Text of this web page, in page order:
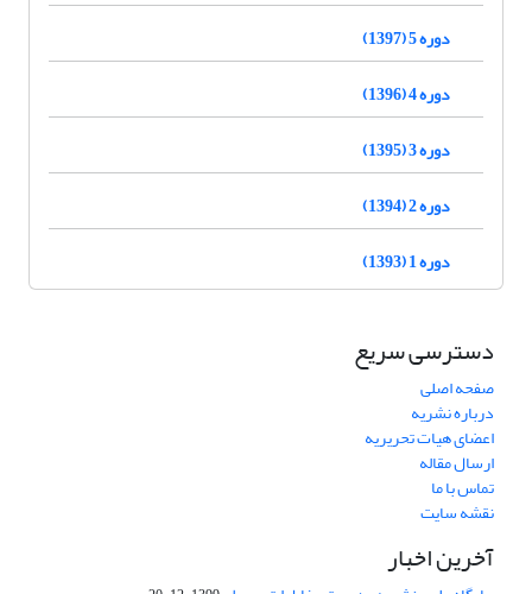
دوره 5 (1397)
دوره 4 (1396)
دوره 3 (1395)
دوره 2 (1394)
دوره 1 (1393)
دسترسی سریع
صفحه اصلی
درباره نشریه
اعضای هیات تحریریه
ارسال مقاله
تماس با ما
نقشه سایت
آخرین اخبار